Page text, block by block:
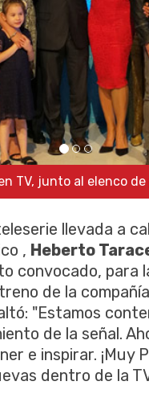
Padres!
llevada a
, Heberto
convocado, para
de la
"Estamos
de la señal.
e inspirar. ¡Muy
dentro de la